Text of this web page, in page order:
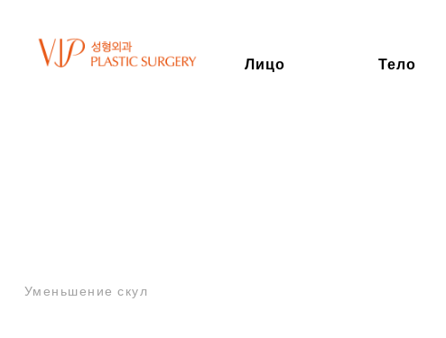
Лицо Тело
Уменьшение скул